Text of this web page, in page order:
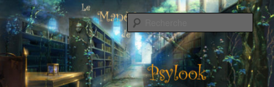
au
contenu
principalLe Manège de Psylook